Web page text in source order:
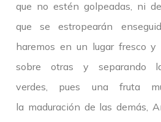
que no estén golpeadas, ni
que se estropearán
haremos en un lugar fresco y
sobre otras y separando
verdes, pues una fruta
la maduración de las demás,